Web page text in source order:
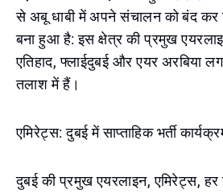
से अबू धाबी में अपने संचालन को बंद कर
बना हुआ है: इस क्षेत्र की प्रमुख
एतिहाद, फ्लाईदुबई और एयर अरबिया
तलाश में हैं।
एमिरेट्स: दुबई में साप्ताहिक भर्ती
दुबई की प्रमुख एयरलाइन, एमिरेट्स,